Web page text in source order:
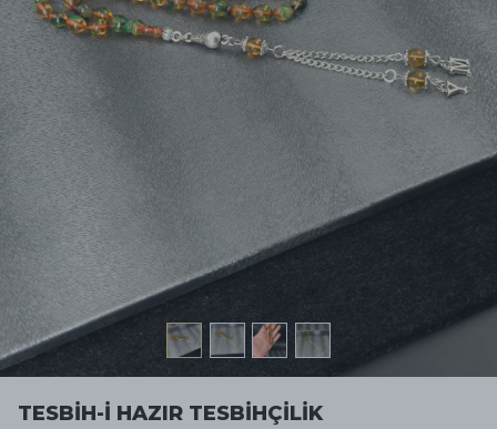
TESBİH-İ HAZIR TESBİHÇİLİK